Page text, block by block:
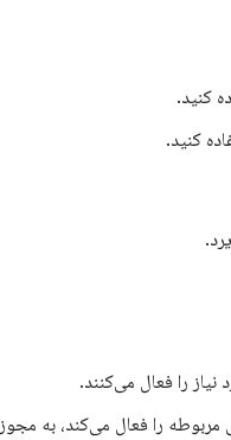
کنید.
کنید.
را فعال می‌کنند.
را فعال می‌کند، به مجوز